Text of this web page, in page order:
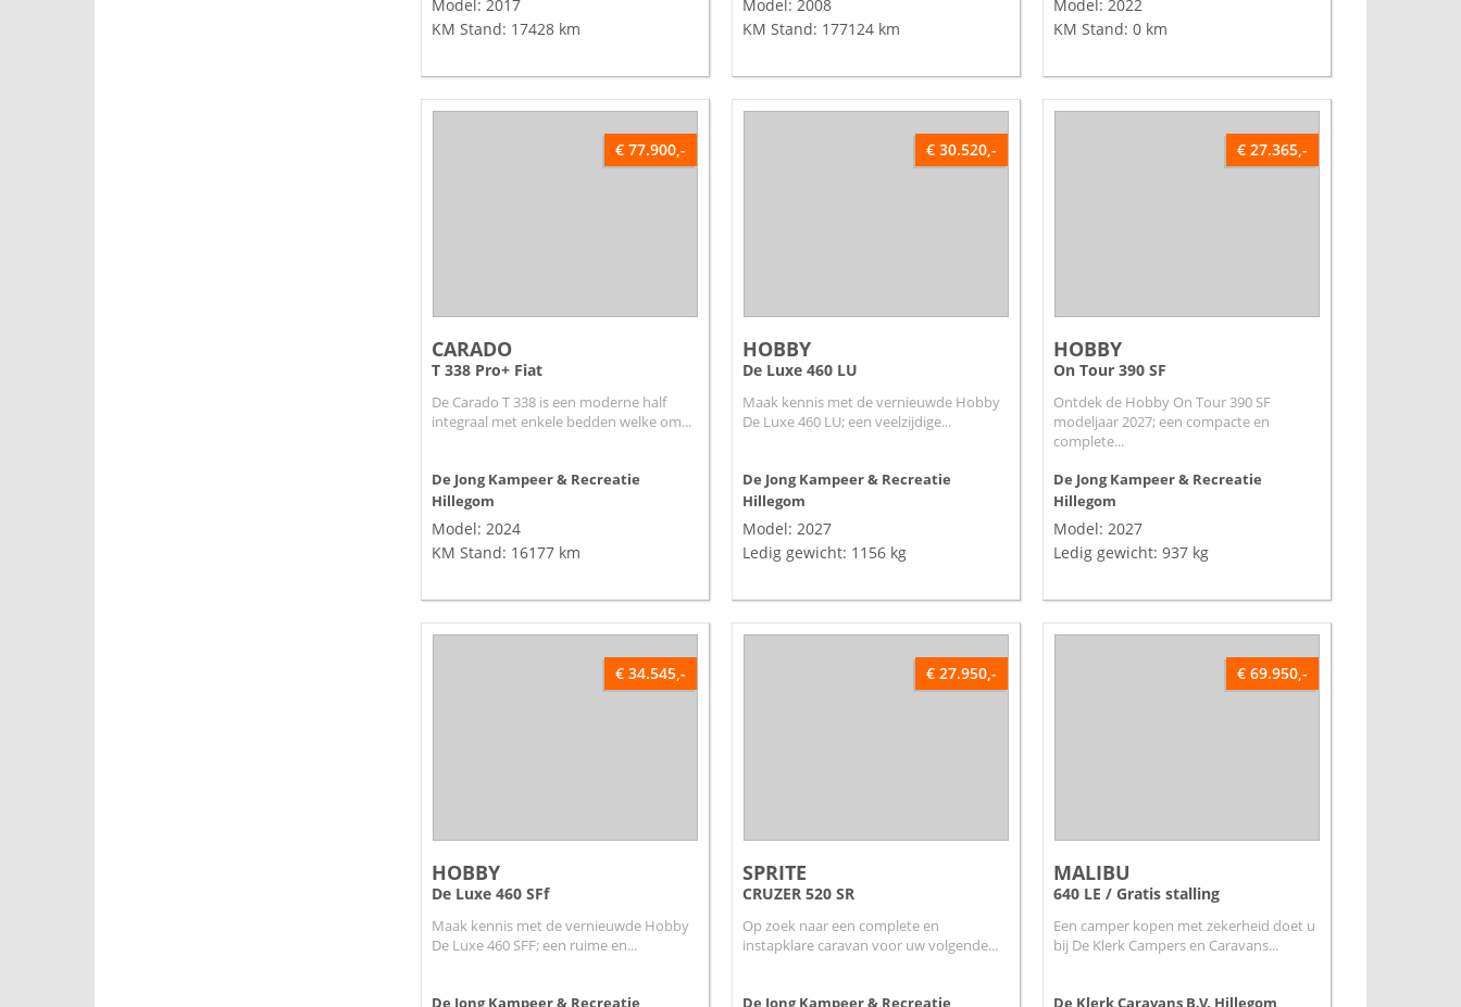
Model: 2017
KM Stand: 17428 km
Model: 2008
KM Stand: 177124 km
Model: 2022
KM Stand: 0 km
€ 77.900,-
CARADO
T 338 Pro+ Fiat
De Carado T 338 is een moderne half
integraal met enkele bedden welke om...
De Jong Kampeer & Recreatie
Hillegom
Model: 2024
KM Stand: 16177 km
€ 30.520,-
HOBBY
De Luxe 460 LU
Maak kennis met de vernieuwde Hobby
De Luxe 460 LU; een veelzijdige...
De Jong Kampeer & Recreatie
Hillegom
Model: 2027
Ledig gewicht: 1156 kg
€ 27.365,-
HOBBY
On Tour 390 SF
Ontdek de Hobby On Tour 390 SF
modeljaar 2027; een compacte en
complete...
De Jong Kampeer & Recreatie
Hillegom
Model: 2027
Ledig gewicht: 937 kg
€ 34.545,-
HOBBY
De Luxe 460 SFf
Maak kennis met de vernieuwde Hobby
De Luxe 460 SFF; een ruime en...
De Jong Kampeer & Recreatie
€ 27.950,-
SPRITE
CRUZER 520 SR
Op zoek naar een complete en
instapklare caravan voor uw volgende...
De Jong Kampeer & Recreatie
€ 69.950,-
MALIBU
640 LE / Gratis stalling
Een camper kopen met zekerheid doet u
bij De Klerk Campers en Caravans...
De Klerk Caravans B.V. Hillegom